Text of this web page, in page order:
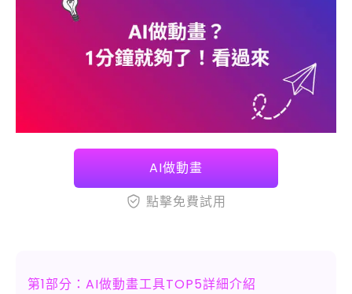
AI做動畫
點擊免費試用
第1部分：AI做動畫工具TOP5詳細介紹